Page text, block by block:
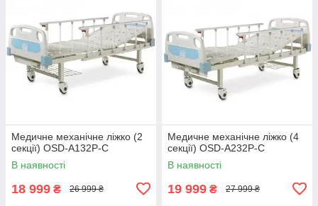
Медичне механічне ліжко (2
секції) OSD-A132P-C
В наявності
18 999 ₴ 26 999 ₴
Медичне механічне ліжко (4
секції) OSD-A232P-C
В наявності
19 999 ₴ 27 999 ₴